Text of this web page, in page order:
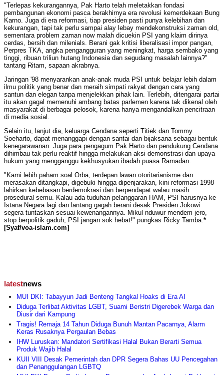
"Terlepas kekurangannya, Pak Harto telah meletakkan fondasi
pembangunan ekonomi pasca berakhirnya era revolusi kemerdekaan Bung
Karno. Juga di era reformasi, tiap presiden pasti punya kelebihan dan
kekurangan, tapi tak perlu sampai alay lebay mendekonstruksi zaman old,
sementara problem zaman now malah dicuekin PSI yang klaim dirinya
cerdas, bersih dan milenials. Berani gak kritisi liberalisasi impor pangan,
Perpres TKA, angka pengangguran yang meningkat, harga sembako yang
tinggi, ribuan triliun hutang Indonesia dan segudang masalah lainnya?"
tantang Ritam, sapaan akrabnya.
Jaringan '98 menyarankan anak-anak muda PSI untuk belajar lebih dalam
ilmu politik yang benar dan meraih simpati rakyat dengan cara yang
santun dan elegan tanpa menjelekkan pihak lain. Terlebih, ditengarai partai
itu akan gagal memenuhi ambang batas parlemen karena tak dikenal oleh
masyarakat di berbagai pelosok, karena hanya mengandalkan pencitraan
di media sosial.
Selain itu, lanjut dia, keluarga Cendana seperti Titiek dan Tommy
Soeharto, dapat menanggapi dengan santai dan bijaksana sebagai bentuk
kenegarawanan. Juga para pengagum Pak Harto dan pendukung Cendana
dihimbau tak perlu reaktif hingga melakukan aksi demonstrasi dan upaya
hukum yang mengganggu kekhusyukan ibadah puasa Ramadan.
"Kami lebih paham soal Orba, terdepan lawan otoritarianisme dan
merasakan ditangkapi, digebuki hingga dipenjarakan, kini reformasi 1998
lahirkan kebebasan berdemokrasi dan berpendapat walau masih
prosedural semu. Kalau ada tuduhan pelanggaran HAM, PSI harusnya ke
Istana Negara lagi dan lantang gagah berani desak Presiden Jokowi
segera tuntaskan sesuai kewenangannya. Mikul nduwur mendem jero,
stop berpolitik gaduh, PSI jangan sok hebat!" pungkas Ricky Tamba.*
[Syaf/voa-islam.com]
latestnews
MUI DKI: Tabayyun Jadi Benteng Tangkal Hoaks di Era AI
Diduga Terlibat Aktivitas LGBT, Suami Beristri Digerebek Warga dan
Diusir dari Kampung
Tragis! Remaja 14 Tahun Diduga Bunuh Mantan Pacarnya, Alarm
Keras Rusaknya Pergaulan Bebas
IHW Luruskan: Mandatori Sertifikasi Halal Bukan Berarti Semua
Produk Wajib Halal
KUII VIII Desak Pemerintah dan DPR Segera Bahas UU Pencegahan
dan Penanggulangan LGBTQ